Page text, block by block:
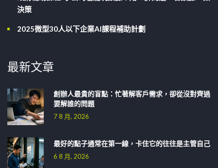
決策
2025微型30人以下企業AI課程補助計劃
最新文章
創辦人最貴的盲點：忙著解客戶需求，卻從沒對齊過
要解誰的問題
7 8 月, 2026
最好的點子通常在第一線，卡住它的往往是主管自己
6 8 月, 2026